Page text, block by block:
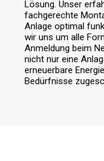
Lösung. Unser
fachgerechte
Anlage optimal
wir uns um alle
Anmeldung beim
nicht nur eine
erneuerbare
Bedürfnisse